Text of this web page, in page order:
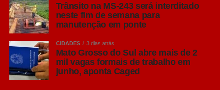
Trânsito na MS-243 será interditado
neste fim de semana para
manutenção em ponte
CIDADES 3 dias atrás
Mato Grosso do Sul abre mais de 2
mil vagas formais de trabalho em
junho, aponta Caged